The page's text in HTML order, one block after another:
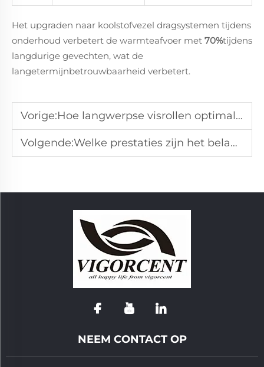
Het upgraden naar koolstofvezel dragsystemen tijdens
onderhoud verbetert de warmteafvoer met 70%tijdens
langdurige gevechten, wat de
langetermijnbetrouwbaarheid verbetert.
Vorige:Hoe langwerpse visrollen optimaliseren voor efficiëntie?
Volgende:Welke prestaties zijn het belangrijkst voor karperrollen?
NEEM CONTACT OP